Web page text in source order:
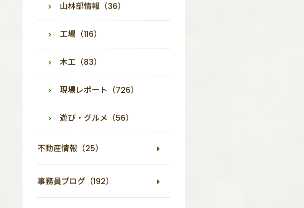
山林部情報（36）
工場（116）
木工（83）
現場レポート（726）
遊び・グルメ（56）
不動産情報（25）
事務員ブログ（192）